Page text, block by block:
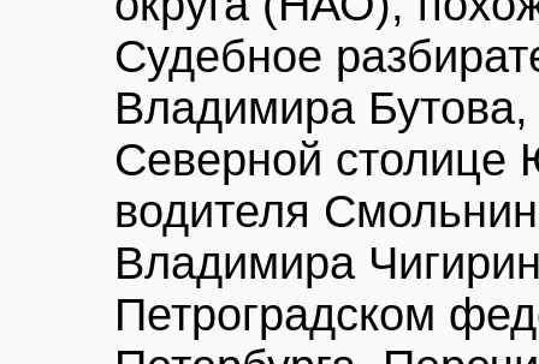
Судебное
Владимира
Северной
водителя
Владимира
Петроградском